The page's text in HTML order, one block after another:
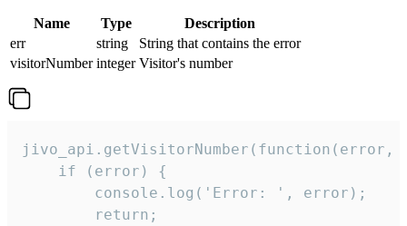
Name Type
Description
err
string
String that contains the error
visitorNumber integer Visitor's number
jivo_api.getVisitorNumber(function(error,
    if (error) {
        console.log('Error: ', error);
        return;